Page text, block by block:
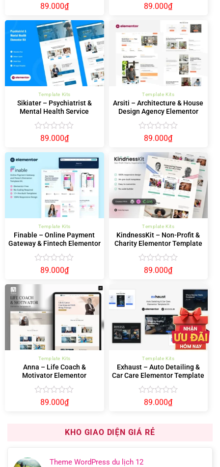
Được
hạng
0
5
sao
89.000₫
Được
0
5
sao
89.000₫
Template Kits
Sikiater – Psychiatrist &
Mental Health Service
Được
hạng
0
sao
89.000₫
Template Kits
Arsiti – Architecture & House
Design Agency Elementor
Được
hạng
0
sao
89.000₫
Template Kits
Finable – Online Payment
Gateway & Fintech Elementor
Được
hạng
5
sao
89.000₫
Template Kits
KindnessKit – Non-Profit &
Charity Elementor Template
Được
sao
89.000₫
Template Kits
Anna – Life Coach &
Motivator Elementor
Được
89.000₫
Template Kits
Exhaust – Auto Detailing &
Car Care Elementor Template
Được
5
89.000₫
KHO GIAO DIỆN GIÁ RẺ
Theme WordPress du lịch 12